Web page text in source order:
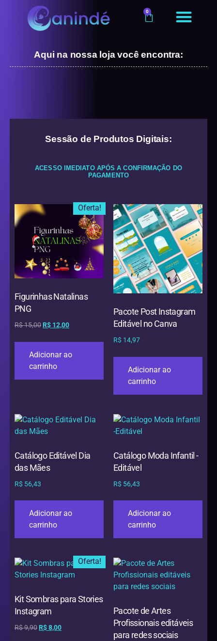
0
Aqui na nossa loja você encontra:
Sessão de Produtos Digitais:
ACESSO IMEDIATO APÓS A CONFIRMAÇÃO DO
PAGAMENTO
Oferta!
Figurinhas Natalinas
PNG
R$15,00 R$ 12,00
Adicionar ao
carrinho
Pacote Post Instagram
Editável no Canva
R$ 14,97
Adicionar ao
carrinho
Catálogo Editável Dia
das Mães
R$ 56,43
Adicionar ao
carrinho
Catálogo Moda Infantil -
Editável
R$ 56,43
Adicionar ao
carrinho
Oferta!
Kit Sombras para Stories
Instagram
R$9,90 R$8,00
Pacote de Artes
Profissionais editáveis
para redes sociais